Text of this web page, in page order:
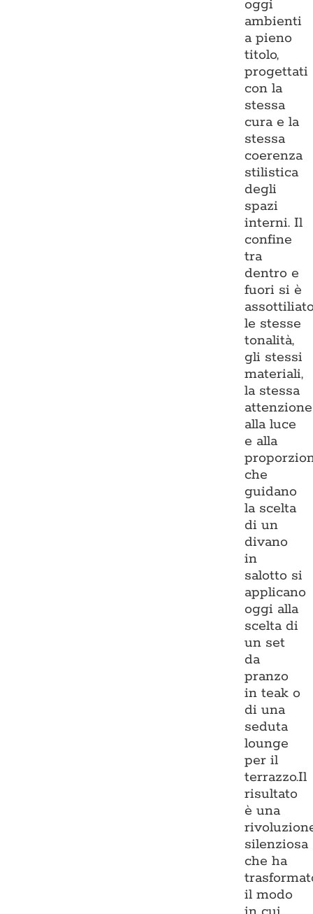
oggi
ambienti
a pieno
titolo,
progettati
con la
stessa
cura e la
stessa
coerenza
stilistica
degli
spazi
interni. Il
confine
tra
dentro e
fuori si è
le stesse
tonalità,
gli stessi
materiali,
la stessa
attenzione
alla luce
e alla
che
guidano
la scelta
di un
divano
in
salotto si
applicano
oggi alla
scelta di
un set
da
pranzo
in teak o
di una
seduta
lounge
per il
terrazzo.Il
risultato
è una
silenziosa
che ha
il modo